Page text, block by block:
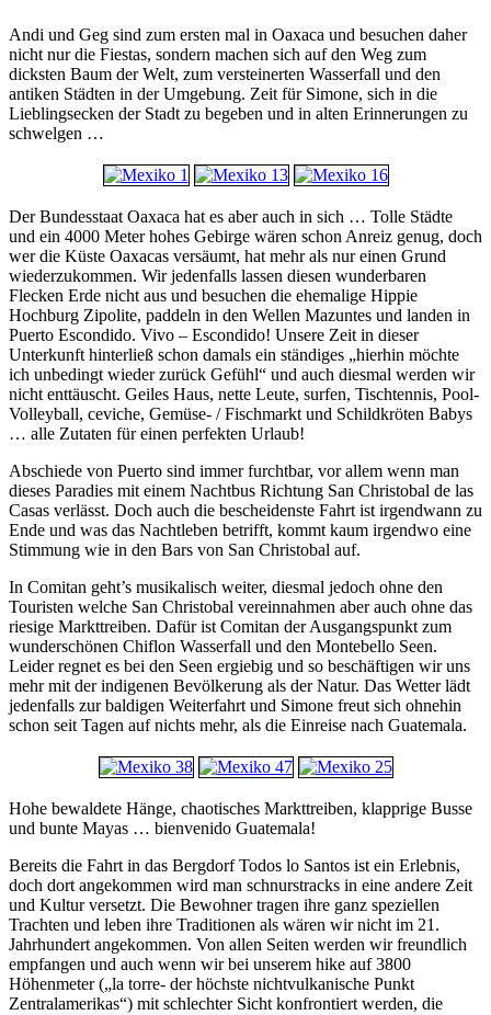
Andi und Geg sind zum ersten mal in Oaxaca und besuchen daher
nicht nur die Fiestas, sondern machen sich auf den Weg zum
dicksten Baum der Welt, zum versteinerten Wasserfall und den
antiken Städten in der Umgebung. Zeit für Simone, sich in die
Lieblingsecken der Stadt zu begeben und in alten Erinnerungen zu
schwelgen …
Der Bundesstaat Oaxaca hat es aber auch in sich … Tolle Städte
und ein 4000 Meter hohes Gebirge wären schon Anreiz genug, doch
wer die Küste Oaxacas versäumt, hat mehr als nur einen Grund
wiederzukommen. Wir jedenfalls lassen diesen wunderbaren
Flecken Erde nicht aus und besuchen die ehemalige Hippie
Hochburg Zipolite, paddeln in den Wellen Mazuntes und landen in
Puerto Escondido. Vivo – Escondido! Unsere Zeit in dieser
Unterkunft hinterließ schon damals ein ständiges „hierhin möchte
ich unbedingt wieder zurück Gefühl“ und auch diesmal werden wir
nicht enttäuscht. Geiles Haus, nette Leute, surfen, Tischtennis, Pool-
Volleyball, ceviche, Gemüse- / Fischmarkt und Schildkröten Babys
… alle Zutaten für einen perfekten Urlaub!
Abschiede von Puerto sind immer furchtbar, vor allem wenn man
dieses Paradies mit einem Nachtbus Richtung San Christobal de las
Casas verlässt. Doch auch die bescheidenste Fahrt ist irgendwann zu
Ende und was das Nachtleben betrifft, kommt kaum irgendwo eine
Stimmung wie in den Bars von San Christobal auf.
In Comitan geht’s musikalisch weiter, diesmal jedoch ohne den
Touristen welche San Christobal vereinnahmen aber auch ohne das
riesige Markttreiben. Dafür ist Comitan der Ausgangspunkt zum
wunderschönen Chiflon Wasserfall und den Montebello Seen.
Leider regnet es bei den Seen ergiebig und so beschäftigen wir uns
mehr mit der indigenen Bevölkerung als der Natur. Das Wetter lädt
jedenfalls zur baldigen Weiterfahrt und Simone freut sich ohnehin
schon seit Tagen auf nichts mehr, als die Einreise nach Guatemala.
Hohe bewaldete Hänge, chaotisches Markttreiben, klapprige Busse
und bunte Mayas … bienvenido Guatemala!
Bereits die Fahrt in das Bergdorf Todos lo Santos ist ein Erlebnis,
doch dort angekommen wird man schnurstracks in eine andere Zeit
und Kultur versetzt. Die Bewohner tragen ihre ganz speziellen
Trachten und leben ihre Traditionen als wären wir nicht im 21.
Jahrhundert angekommen. Von allen Seiten werden wir freundlich
empfangen und auch wenn wir bei unserem hike auf 3800
Höhenmeter („la torre- der höchste nichtvulkanische Punkt
Zentralamerikas“) mit schlechter Sicht konfrontiert werden, die